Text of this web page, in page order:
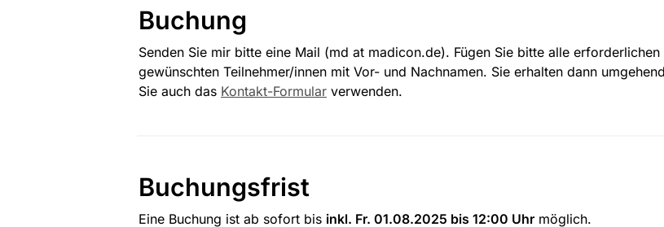
Buchung
Senden Sie mir bitte eine Mail (md at madicon.de). Fügen Sie bitte alle
gewünschten Teilnehmer/innen mit Vor- und Nachnamen. Sie erhalten dann
Sie auch das Kontakt-Formular verwenden.
Buchungsfrist
Eine Buchung ist ab sofort bis inkl. Fr. 01.08.2025 bis 12:00 Uhr möglich.